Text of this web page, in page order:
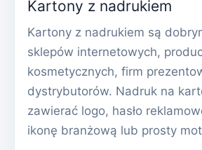
Kartony z nadrukiem
Kartony z nadrukiem są
sklepów internetowych,
kosmetycznych, firm
dystrybutorów. Nadruk na
zawierać logo, hasło
ikonę branżową lub prosty